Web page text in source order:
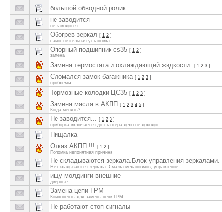
большой обводной ролик
не заводится
не заводится
Обогрев зеркал [ 1 2 ]
самостоятельная установка
Опорный подшипник cs35 [ 1 2 ]
замена
Замена термостата и охлаждающей жидкости. [ 1 2 3 ]
Сломался замок багажника [ 1 2 3 ]
проблемы
Тормозные колодки ЦС35 [ 1 2 3 ]
Замена масла в АКПП [ 1 2 3 4 5 ]
Когда менять?
Не заводится... [ 1 2 3 ]
приборка включается до стартера дело не доходит
Пищалка
Отказ АКПП !!! [ 1 2 ]
Поломка непонятная причина
Не складываются зеркала.Блок управления зеркалами.
Не складываются зеркала. Смазка механизмов, управление.
ищу молдинги внешние
дверные
Замена цепи ГРМ
Компоненты для замены цепи ГРМ
Не работают стоп-сигналы